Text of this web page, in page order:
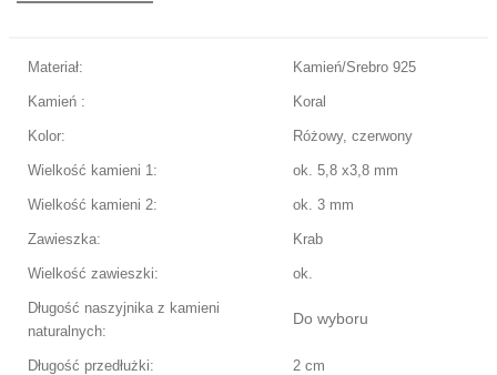
Materiał: Kamień/Srebro 925
Kamień : Koral
Kolor: Różowy, czerwony
Wielkość kamieni 1: ok. 5,8 x3,8 mm
Wielkość kamieni 2: ok. 3 mm
Zawieszka: Krab
Wielkość zawieszki: ok.
Długość naszyjnika z kamieni
naturalnych:
Do wyboru
Długość przedłużki: 2 cm